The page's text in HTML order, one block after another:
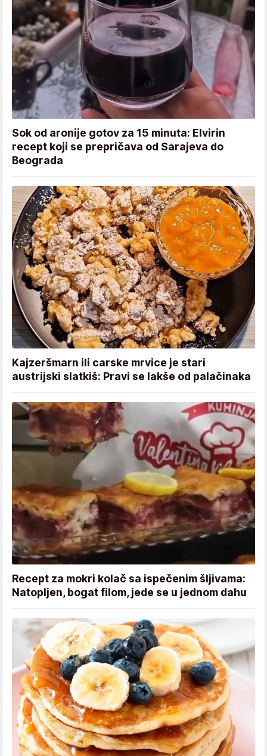
Sok od aronije gotov za 15 minuta: Elvirin
recept koji se prepričava od Sarajeva do
Beograda
Kajzeršmarn ili carske mrvice je stari
austrijski slatkiš: Pravi se lakše od palačinaka
Recept za mokri kolač sa ispečenim šljivama:
Natopljen, bogat filom, jede se u jednom dahu